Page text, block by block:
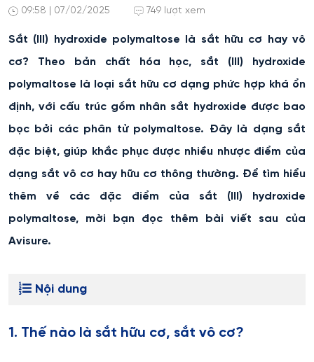
09:58 | 07/02/2025 749 lượt xem
Sắt (III) hydroxide polymaltose là sắt hữu cơ hay vô
cơ? Theo bản chất hóa học, sắt (III) hydroxide
polymaltose là loại sắt hữu cơ dạng phức hợp khá ổn
định, với cấu trúc gồm nhân sắt hydroxide được bao
bọc bởi các phân tử polymaltose. Đây là dạng sắt
đặc biệt, giúp khắc phục được nhiều nhược điểm của
dạng sắt vô cơ hay hữu cơ thông thường. Để tìm hiểu
thêm về các đặc điểm của sắt (III) hydroxide
polymaltose, mời bạn đọc thêm bài viết sau của
Avisure.
Nội dung
1. Thế nào là sắt hữu cơ, sắt vô cơ?